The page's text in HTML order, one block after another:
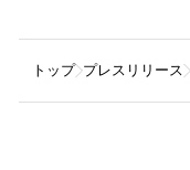
トップ プレスリリース